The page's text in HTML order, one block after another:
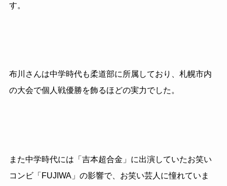
す。
布川さんは中学時代も柔道部に所属しており、札幌市内
の大会で個人戦優勝を飾るほどの実力でした。
また中学時代には「吉本超合金」に出演していたお笑い
コンビ「 FUJIWA」の影響で、お笑い芸人に憧れていま